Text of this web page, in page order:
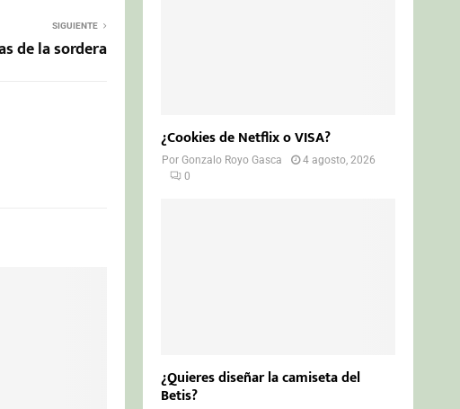
SIGUIENTE
de la sordera
¿Cookies de Netflix o VISA?
PorGonzalo Royo Gasca
4 agosto, 2026
0
¿Quieres diseñar la camiseta del
Betis?